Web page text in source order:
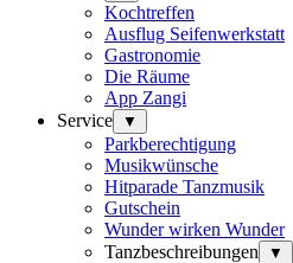
Kochtreffen
Ausflug Seifenwerkstatt
Gastronomie
Die Räume
App Zangi
Service
▼
Parkberechtigung
Musikwünsche
Hitparade Tanzmusik
Gutschein
Wunder wirken Wunder
Tanzbeschreibungen
▼